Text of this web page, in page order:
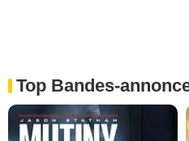
Top Bandes-